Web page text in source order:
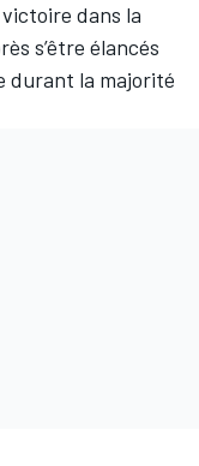
dans la
s’être élancés
durant la majorité